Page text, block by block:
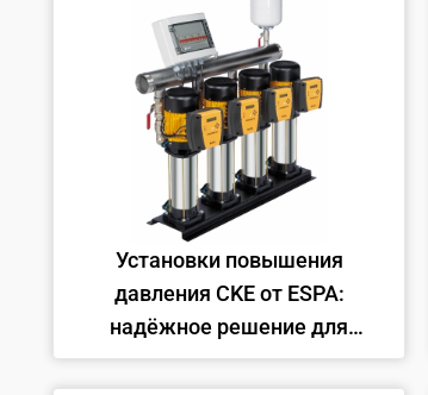
Установки повышения
давления CKE от ESPA:
надёжное решение для
водоснабжения